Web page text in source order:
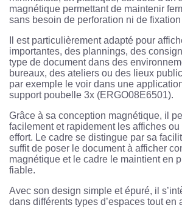
magnétique permettant de maintenir
sans besoin de perforation ni de
Il est particulièrement adapté pour
importantes, des plannings, des
type de document dans des
bureaux, des ateliers ou des lieux
par exemple le voir dans une
support poubelle 3x (ERGO08E6501).
Grâce à sa conception magnétique, il
facilement et rapidement les affiches
effort. Le cadre se distingue par sa
suffit de poser le document à afficher
magnétique et le cadre le maintient en
fiable.
Avec son design simple et épuré, il
dans différents types d’espaces tout en